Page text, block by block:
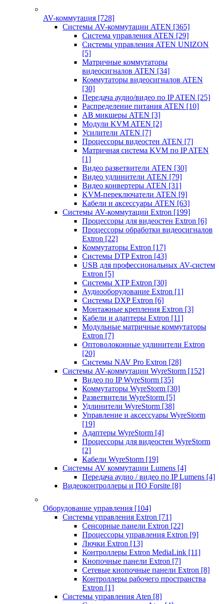
AV-коммутация [728]
Системы AV-коммутации ATEN [365]
Система управления ATEN [29]
Системы управления ATEN UNIZON
[5]
Матричные коммутаторы
видеосигналов ATEN [34]
Коммутаторы видеосигналов ATEN
[30]
Передача аудио/видео по IP ATEN [25]
Распределение питания ATEN [10]
АВ микшеры ATEN [3]
Модули KVM ATEN [2]
Усилители ATEN [7]
Процессоры видеостен ATEN [7]
Матричная система KVM по IP ATEN
[1]
Видео разветвители ATEN [30]
Видео удлинители ATEN [79]
Видео конвертеры ATEN [31]
KVM-переключатели ATEN [9]
Кабели и аксессуары ATEN [63]
Системы AV-коммутации Extron [199]
Процессоры для видеостен Extron [6]
Процессоры обработки видеосигналов
Extron [22]
Коммутаторы Extron [17]
Системы DTP Extron [43]
USB для профессиональных AV-систем
Extron [5]
Системы XTP Extron [30]
Аудиооборудование Extron [1]
Системы DXP Extron [6]
Монтажные крепления Extron [3]
Кабели и адаптеры Extron [11]
Модульные матричные коммутаторы
Extron [7]
Оптоволоконные удлинители Extron
[20]
Системы NAV Pro Extron [28]
Системы AV-коммутации WyreStorm [152]
Видео по IP WyreStorm [35]
Коммутаторы WyreStorm [30]
Разветвители WyreStorm [5]
Удлинители WyreStorm [38]
Управление и аксессуары WyreStorm
[19]
Адаптеры WyreStorm [4]
Процессоры для видеостен WyreStorm
[2]
Кабели WyreStorm [19]
Системы AV коммутации Lumens [4]
Передача аудио / видео по IP Lumens [4]
Видеоконтроллеры и ПО Forsite [8]
Оборудование управления [104]
Системы управления Extron [71]
Сенсорные панели Extron [22]
Процессоры управления Extron [9]
Лючки Extron [13]
Контроллеры Extron MediaLink [11]
Кнопочные панели Extron [7]
Сетевые кнопочные панели Extron [8]
Контроллеры рабочего пространства
Extron [1]
Системы управления Aten [8]